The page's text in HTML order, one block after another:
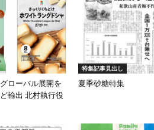
ローバル展開を
輸出 北村執行役
特集記事見出し
夏季砂糖特集